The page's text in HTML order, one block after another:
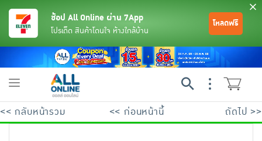
ช้อป All Online ผ่าน 7App
โปรเด็ด สินค้าโดนใจ ห้างใกล้บ้าน
โหลดฟรี
Toggle
<< กลับหน้ารวม << ก่อนหน้านี้ ถัดไป >>